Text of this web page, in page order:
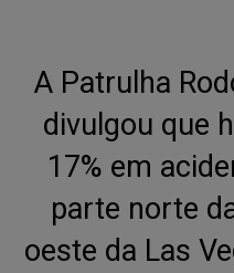
A Patrulha
divulgou que
17% em
parte norte
oeste da Las